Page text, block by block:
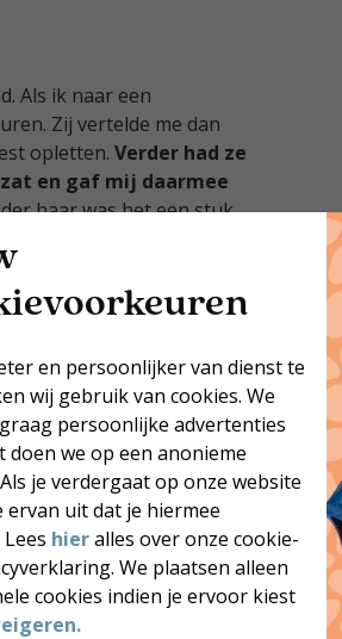
en persoonlijker van dienst te
wij gebruik van cookies. We
persoonlijke advertenties
doen we op een anonieme
je verdergaat op onze website
ervan uit dat je hiermee
hieralles over onze cookie-
We plaatsen alleen
cookies indien je ervoor kiest
Als ik naar een
Zij vertelde me dan
opletten. Verder had ze
en gaf mij daarmee
haar was het een stuk
enorm dankbaar voor.
elke dag en doe ik één
zeggen een Happy new